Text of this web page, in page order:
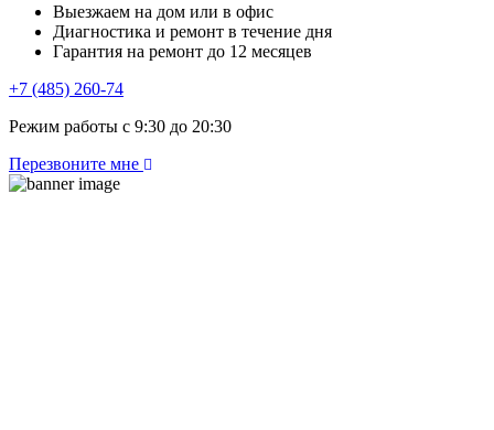
Выезжаем на дом или в офис
Диагностика и ремонт в течение дня
Гарантия на ремонт до 12 месяцев
+7 (485) 260-74
Режим работы с 9:30 до 20:30
Перезвоните мне